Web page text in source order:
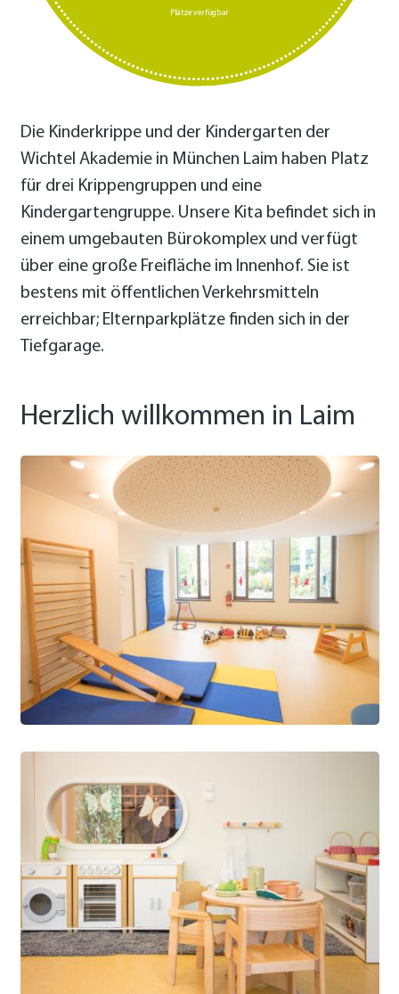
Plätze verfügbar
Die Kinderkrippe und der Kindergarten der
Wichtel Akademie in München Laim haben Platz
für drei Krippen­gruppen und eine
Kindergartengruppe. Unsere Kita befindet sich in
einem umgebauten Bürokomplex und verfügt
über eine große Freifläche im Innenhof. Sie ist
bestens mit öffentlichen Verkehrsmitteln
erreichbar; Elternparkplätze finden sich in der
Tiefgarage.
Herzlich willkommen in Laim